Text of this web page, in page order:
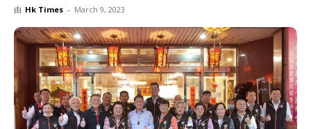
由 Hk Times - March 9, 2023